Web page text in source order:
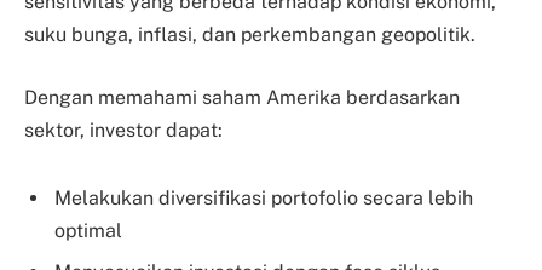
suku bunga, inflasi, dan perkembangan geopolitik.
Dengan memahami saham Amerika berdasarkan
sektor, investor dapat:
Melakukan diversifikasi portofolio secara lebih
optimal